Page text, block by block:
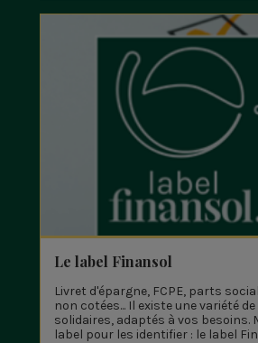
Le label Finansol
Livret d'épargne, FCPE, parts
non cotées... Il existe une variété
solidaires, adaptés à vos besoins.
label pour les identifier : le label